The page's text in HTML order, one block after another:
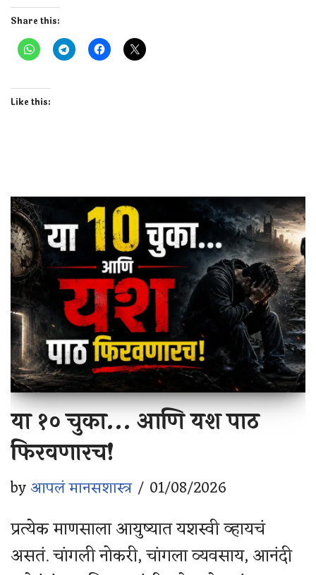
Share this:
Like this:
या १० चुका… आणि यश पाठ
फिरवणारच!
byआपलं मानसशास्त्र 01/08/2026
प्रत्येक माणसाला आयुष्यात यशस्वी व्हायचं
असतं. चांगली नोकरी, चांगला व्यवसाय, आनंदी